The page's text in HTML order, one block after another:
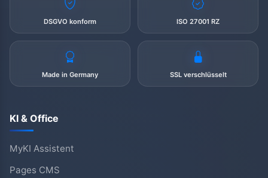
DSGVO konform ISO 27001 RZ
Made in Germany SSL verschlüsselt
KI & Office
MyKI Assistent
Pages CMS